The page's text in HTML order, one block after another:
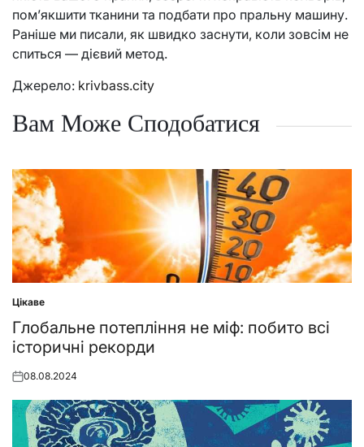
пом’якшити тканини та подбати про пральну машину.
Раніше ми писали, як швидко заснути, коли зовсім не
спиться — дієвий метод.
Джерело: krivbass.city
Вам Може Сподобатися
Posted
in
Цікаве
Глобальне потепління не міф: побито всі
історичні рекорди
Posted
08.08.2024